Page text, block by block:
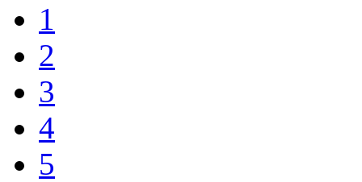
1
2
3
4
5